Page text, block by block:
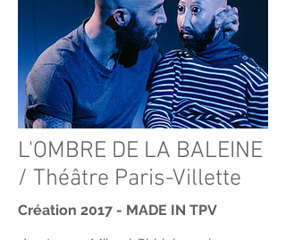
L'OMBRE DE LA BALEINE
/ Théâtre Paris-Villette
Création 2017 - MADE IN TPV